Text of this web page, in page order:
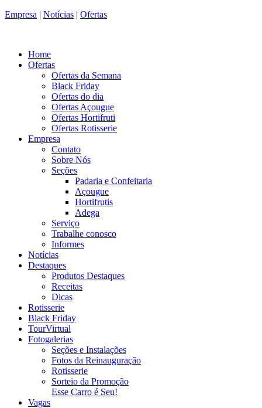
Empresa | Notícias | Ofertas
Home
Ofertas
Ofertas da Semana
Black Friday
Ofertas do dia
Ofertas Açougue
Ofertas Hortifruti
Ofertas Rotisserie
Empresa
Contato
Sobre Nós
Seções
Padaria e Confeitaria
Açougue
Hortifrutis
Adega
Serviço
Trabalhe conosco
Informes
Notícias
Destaques
Produtos Destaques
Receitas
Dicas
Rotisserie
Black Friday
TourVirtual
Fotogalerias
Seções e Instalações
Fotos da Reinauguração
Rotisserie
Sorteio da Promoção
Esse Carro é Seu!
Vagas